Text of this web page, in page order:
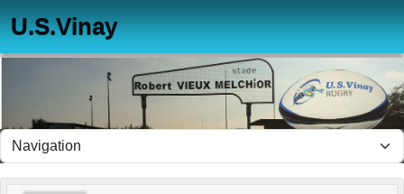
U.S.Vinay